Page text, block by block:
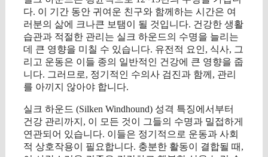
다. 이 기간 동안 귀여운 친구와 함께하는 시간은 여
러분의 삶에 크나큰 보탬이 될 것입니다. 건강한 생활
습관과 적절한 관리는 실크 하운드의 수명을 늘리는
데 큰 영향을 미칠 수 있습니다. 유전적 요인, 식사, 그
리고 운동은 이들 종의 일반적인 건강에 큰 영향을 줍
니다. 그러므로, 정기적인 수의사 검진과 함께, 관리
를 아끼지 않아야 합니다.
실크 하운드 (Silken Windhound) 성격 특징에서부터
건강 관리까지, 이 모든 것이 그들의 수명과 밀접하게
연관되어 있습니다. 이들은 정기적으로 운동과 사회
적 상호작용이 필요합니다. 충분한 활동이 결합될 때,